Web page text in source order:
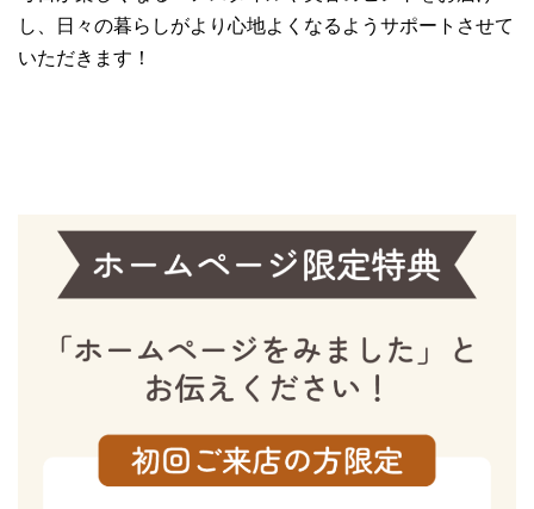
し、日々の暮らしがより心地よくなるようサポートさせて
いただきます！